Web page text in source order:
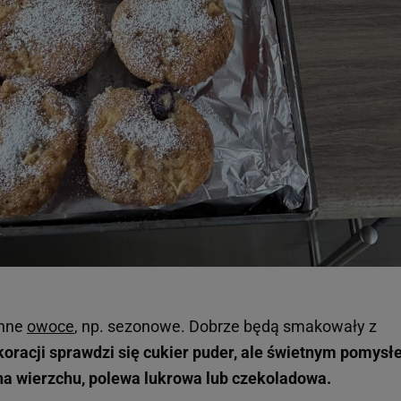
owoce, np. sezonowe. Dobrze będą smakowały z
sprawdzi się cukier puder, ale świetnym
wierzchu, polewa lukrowa lub czekoladowa.